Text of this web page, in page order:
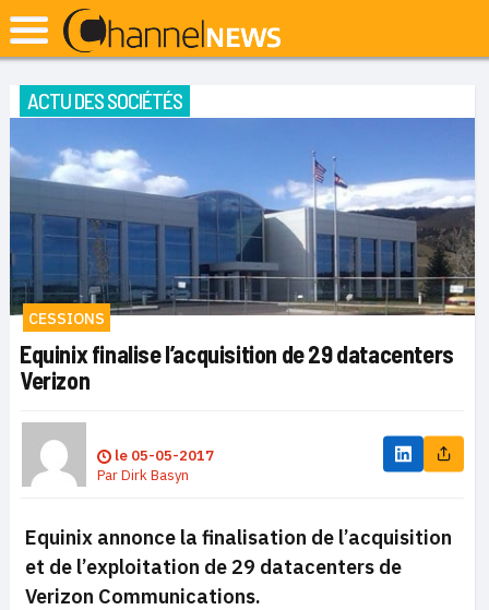
ACTU DES SOCIÉTÉS
CESSIONS
Equinix finalise l’acquisition de 29 datacenters
Verizon
le 05-05-2017
ParDirk Basyn
Equinix annonce la finalisation de l’acquisition
et de l’exploitation de 29 datacenters de
Verizon Communications.